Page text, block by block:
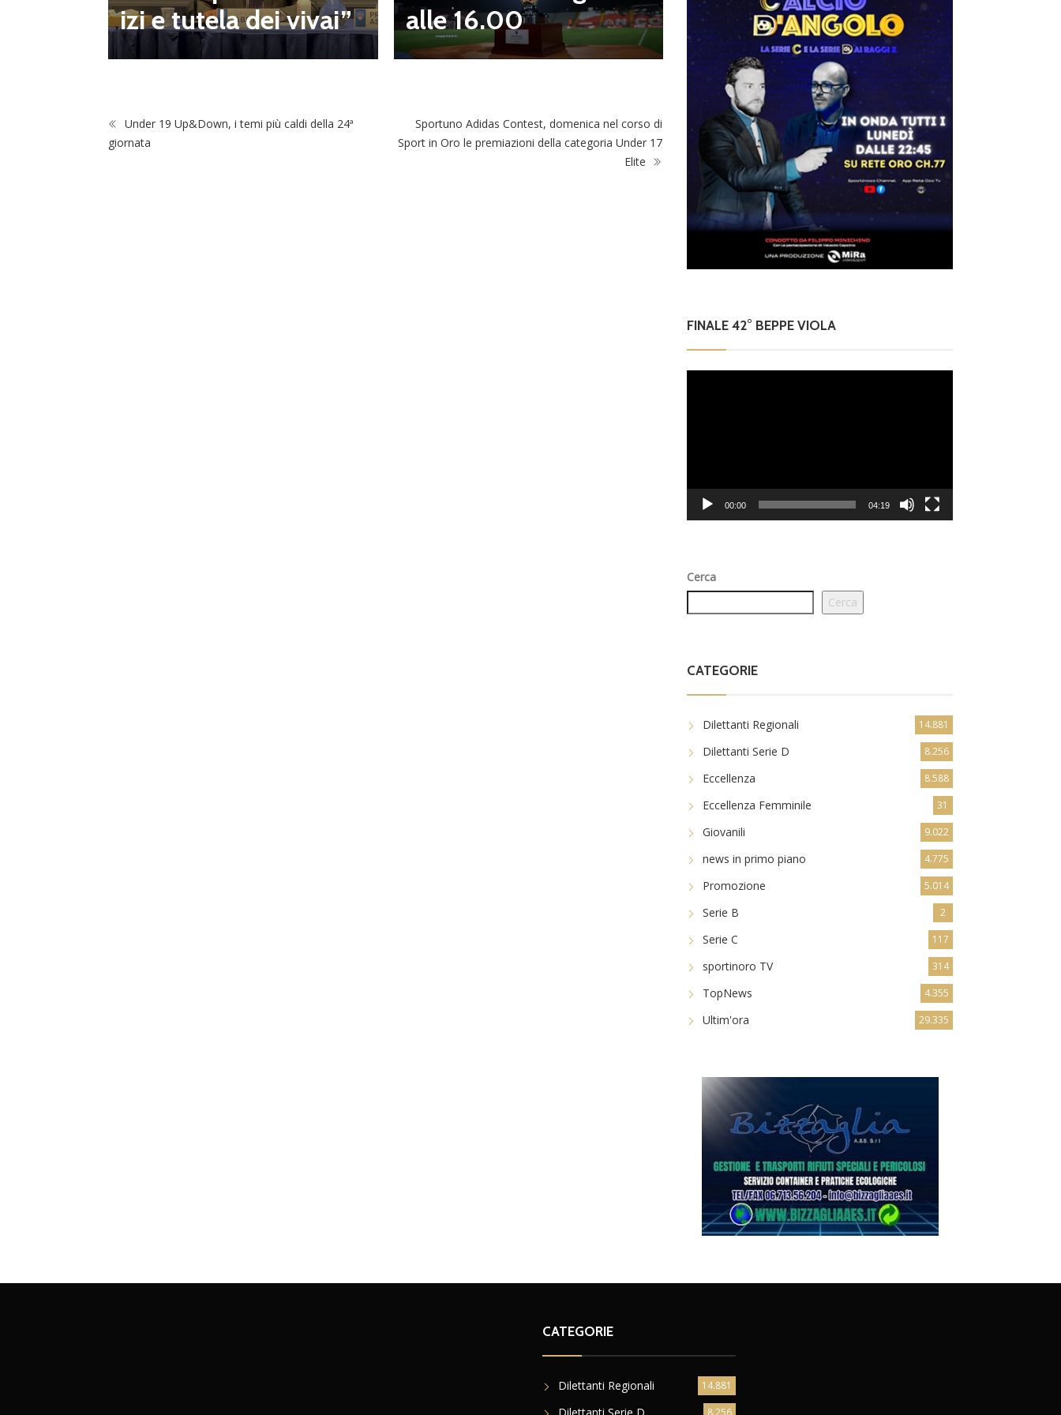
izi e tutela dei vivai”
alle 16.00
Under 19 Up&Down, i temi più caldi della 24ª
giornata
Sportuno Adidas Contest, domenica nel corso di
Sport in Oro le premiazioni della categoria Under 17
Elite
FINALE 42° BEPPE VIOLA
00:00 04:19
Cerca
Cerca
CATEGORIE
Dilettanti Regionali 14.881
Dilettanti Serie D 8.256
Eccellenza 8.588
Eccellenza Femminile 31
Giovanili 9.022
news in primo piano 4.775
Promozione 5.014
Serie B 2
Serie C 117
sportinoro TV 314
TopNews 4.355
Ultim'ora 29.335
CATEGORIE
Dilettanti Regionali 14.881
8.256